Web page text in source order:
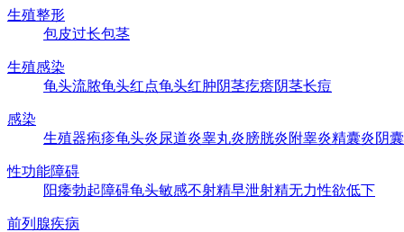
生殖整形
包皮过长包茎
生殖感染
龟头流脓龟头红点龟头红肿阴茎疙瘩阴茎长痘
感染
生殖器疱疹龟头炎尿道炎睾丸炎膀胱炎附睾炎精囊炎阴
性功能障碍
阳痿勃起障碍龟头敏感不射精早泄射精无力性欲低下
前列腺疾病